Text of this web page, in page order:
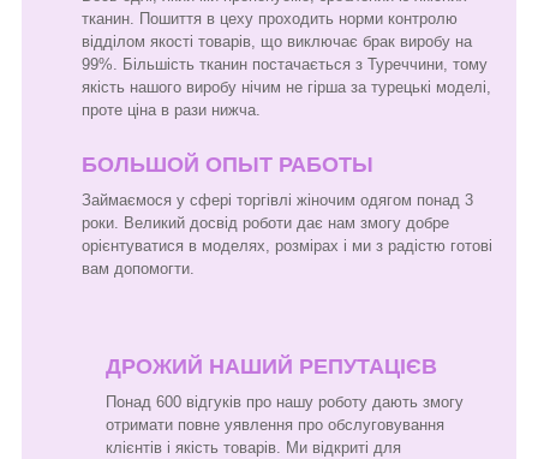
тканин. Пошиття в цеху проходить норми контролю
відділом якості товарів, що виключає брак виробу на
99%. Більшість тканин постачається з Туреччини, тому
якість нашого виробу нічим не гірша за турецькі моделі,
проте ціна в рази нижча.
БОЛЬШОЙ ОПЫТ РАБОТЫ
Займаємося у сфері торгівлі жіночим одягом понад 3
роки. Великий досвід роботи дає нам змогу добре
орієнтуватися в моделях, розмірах і ми з радістю готові
вам допомогти.
ДРОЖИЙ НАШИЙ РЕПУТАЦІЄВ
Понад 600 відгуків про нашу роботу дають змогу
отримати повне уявлення про обслуговування
клієнтів і якість товарів. Ми відкриті для